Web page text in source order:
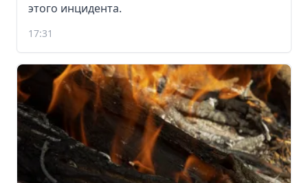
этого инцидента.
17:31